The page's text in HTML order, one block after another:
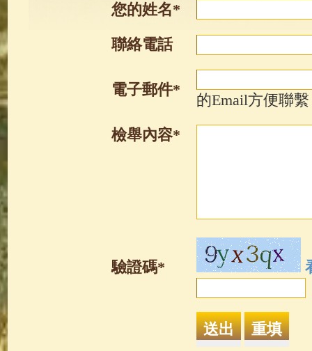
您的姓名*
聯絡電話
電子郵件*
的Email方便聯繫
檢舉內容*
驗證碼*